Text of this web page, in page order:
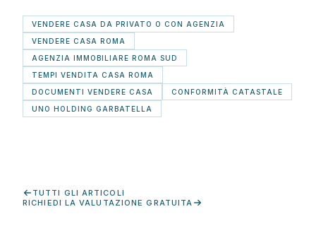
VENDERE CASA DA PRIVATO O CON AGENZIA
VENDERE CASA ROMA
AGENZIA IMMOBILIARE ROMA SUD
TEMPI VENDITA CASA ROMA
DOCUMENTI VENDERE CASA
CONFORMITÀ CATASTALE
UNO HOLDING GARBATELLA
TUTTI GLI ARTICOLI
RICHIEDI LA VALUTAZIONE GRATUITA